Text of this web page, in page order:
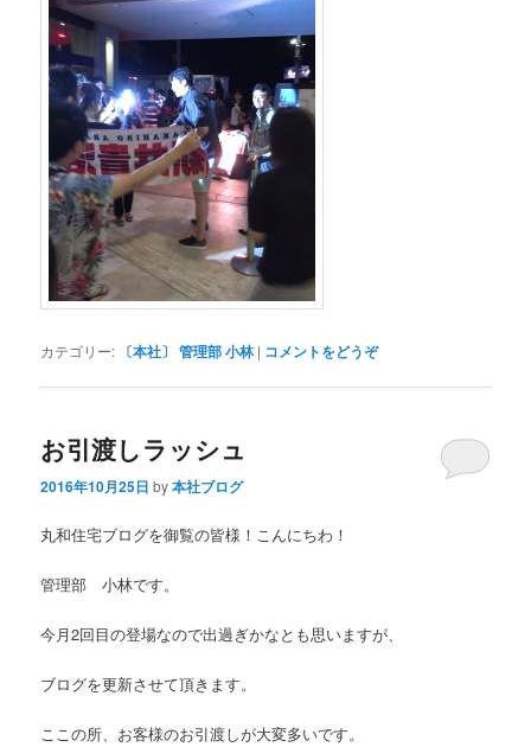
カテゴリー: 〔本社〕 管理部 小林 | コメントをどうぞ
お引渡しラッシュ
2016年10月25日 by本社ブログ
丸和住宅ブログを御覧の皆様！こんにちわ！
管理部 小林です。
今月2回目の登場なので出過ぎかなとも思いますが、
ブログを更新させて頂きます。
ここの所、お客様のお引渡しが大変多いです。